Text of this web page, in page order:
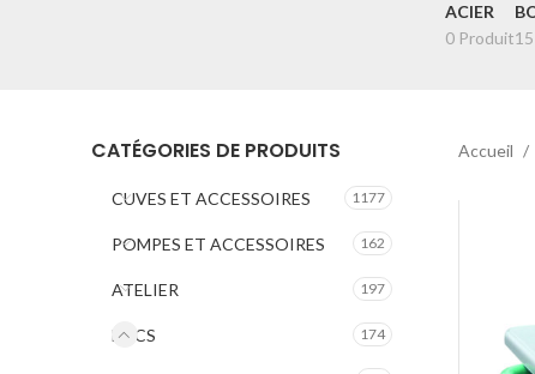
ACIER
0 Produit
CATÉGORIES DE PRODUITS
CUVES ET ACCESSOIRES 1177
POMPES ET ACCESSOIRES 162
ATELIER 197
BACS 174
Accueil